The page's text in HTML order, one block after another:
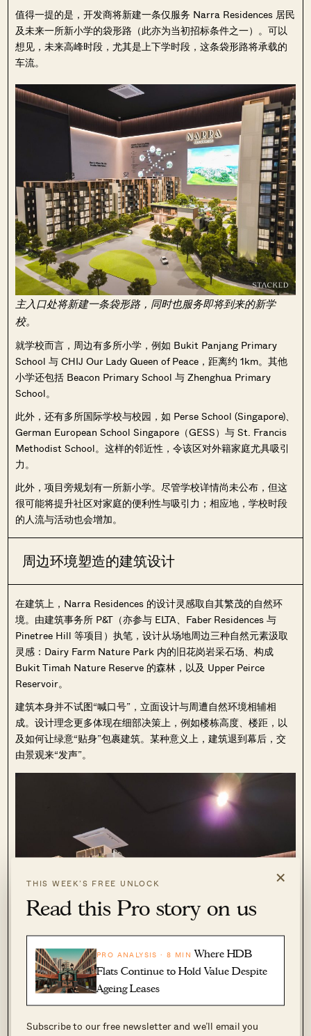
×
THIS WEEK’S FREE UNLOCK
Read this Pro story on us
PRO ANALYSIS · 8 MIN Where HDB
Flats Continue to Hold Value Despite
Ageing Leases
Subscribe to our free newsletter and we’ll email you
值得一提的是，开发商将新建一条仅服务 Narra Residences 居民
及未来一所新小学的袋形路（此亦为当初招标条件之一）。可以
想见，未来高峰时段，尤其是上下学时段，这条袋形路将承载的
车流。
主入口处将新建一条袋形路，同时也服务即将到来的新学
校。
就学校而言，周边有多所小学，例如 Bukit Panjang Primary
School 与 CHIJ Our Lady Queen of Peace，距离约 1km。其他
小学还包括 Beacon Primary School 与 Zhenghua Primary
School。
此外，还有多所国际学校与校园，如 Perse School (Singapore)、
German European School Singapore（GESS）与 St. Francis
Methodist School。这样的邻近性，令该区对外籍家庭尤具吸引
力。
此外，项目旁规划有一所新小学。尽管学校详情尚未公布，但这
很可能将提升社区对家庭的便利性与吸引力；相应地，学校时段
的人流与活动也会增加。
周边环境塑造的建筑设计
在建筑上，Narra Residences 的设计灵感取自其繁茂的自然环
境。由建筑事务所 P&T（亦参与 ELTA、Faber Residences 与
Pinetree Hill 等项目）执笔，设计从场地周边三种自然元素汲取
灵感：Dairy Farm Nature Park 内的旧花岗岩采石场、构成
Bukit Timah Nature Reserve 的森林，以及 Upper Peirce
Reservoir。
建筑本身并不试图“喊口号”，立面设计与周遭自然环境相辅相
成。设计理念更多体现在细部决策上，例如楼栋高度、楼距，以
及如何让绿意“贴身”包裹建筑。某种意义上，建筑退到幕后，交
由景观来“发声”。